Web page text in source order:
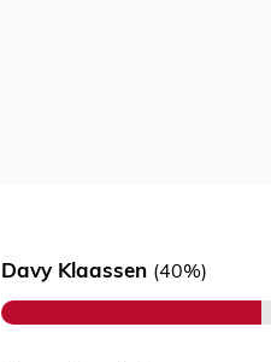
Davy Klaassen (40%)